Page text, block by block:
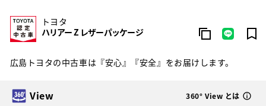
トヨタ
ハリアー Z レザーパッケージ
広島トヨタの中古車は『安心』『安全』をお届けします。
View 360° View とは